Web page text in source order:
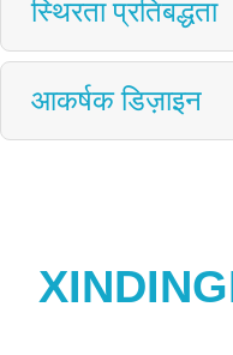
स्थिरता प्रतिबद्धता
आकर्षक डिज़ाइन